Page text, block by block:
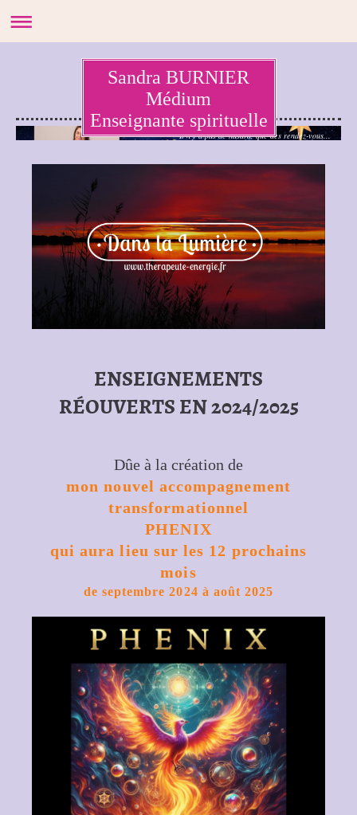
Sandra BURNIER
Médium
Enseignante spirituelle
Il n'y a pas de hasard, que des rendez-vous...
ENSEIGNEMENTS
RÉOUVERTS EN 2024/2025
Dûe à la création de
mon nouvel accompagnement
transformationnel
PHENIX
qui aura lieu sur les 12 prochains
mois
de septembre 2024 à août 2025